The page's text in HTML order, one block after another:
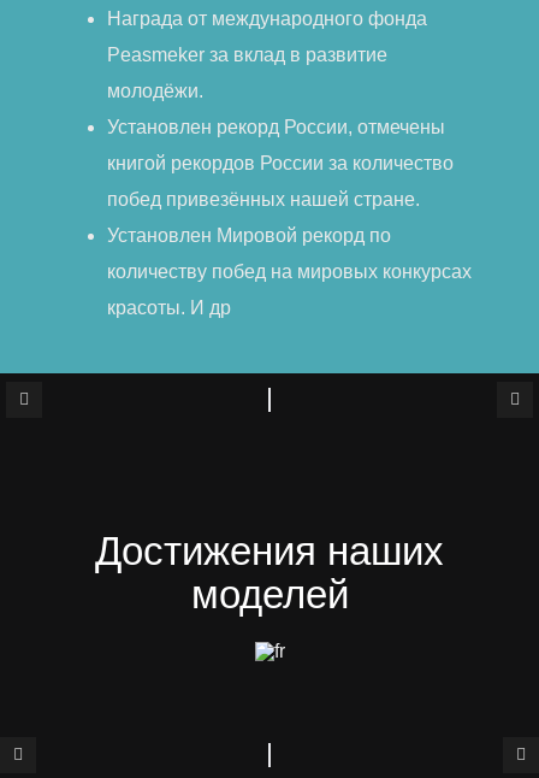
Награда от международного фонда
Peasmeker за вклад в развитие
молодёжи.
Установлен рекорд России, отмечены
книгой рекордов России за количество
побед привезённых нашей стране.
Установлен Мировой рекорд по
количеству побед на мировых конкурсах
красоты. И др
Достижения наших
моделей